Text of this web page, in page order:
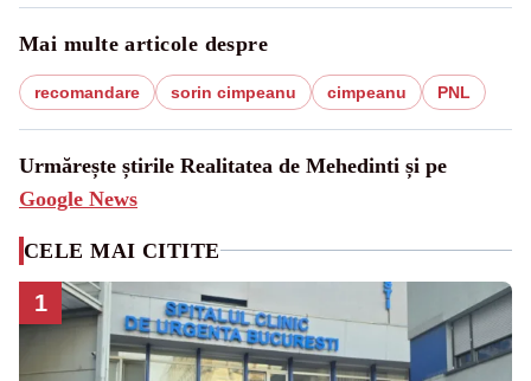
Mai multe articole despre
recomandare sorin cimpeanu cimpeanu PNL
Urmărește știrile Realitatea de Mehedinti și pe
Google News
CELE MAI CITITE
1